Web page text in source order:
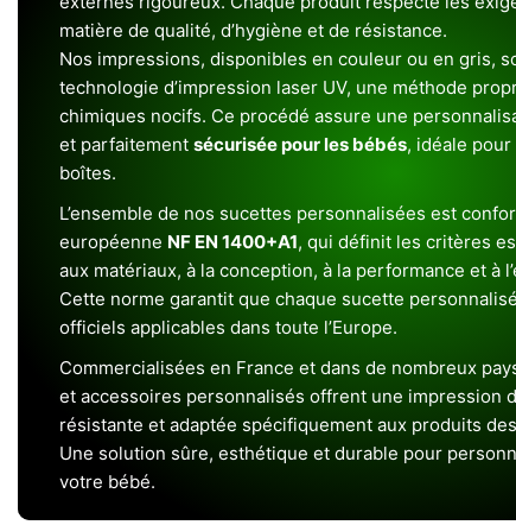
matière de qualité, d’hygiène et de résistance.
Nos impressions, disponibles en couleur ou en gris,
technologie d’impression laser UV, une méthode
chimiques nocifs. Ce procédé assure une
et parfaitement sécurisée pour les bébés, idéale
boîtes.
L’ensemble de nos sucettes personnalisées est
européenne NF EN 1400+A1, qui définit les critères
aux matériaux, à la conception, à la performance et à
Cette norme garantit que chaque sucette
officiels applicables dans toute l’Europe.
Commercialisées en France et dans de nombreux
et accessoires personnalisés offrent une impression
résistante et adaptée spécifiquement aux produits
Une solution sûre, esthétique et durable pour
votre bébé.